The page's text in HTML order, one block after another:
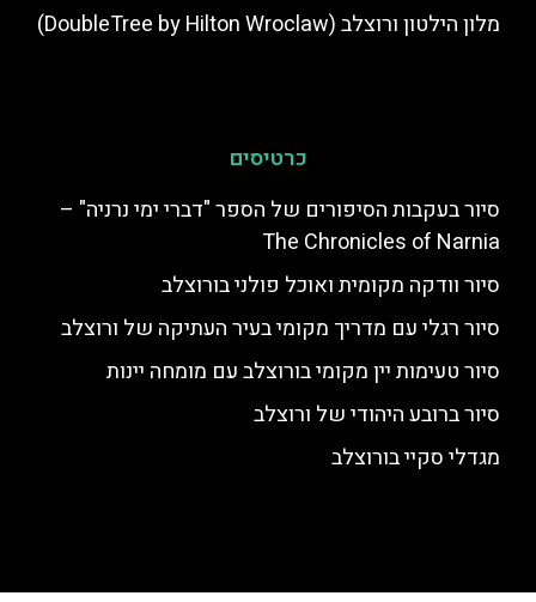
מלון הילטון ורוצלב (DoubleTree by Hilton Wroclaw)
כרטיסים
סיור בעקבות הסיפורים של הספר "דברי ימי נרניה" –
The Chronicles of Narnia
סיור וודקה מקומית ואוכל פולני בורוצלב
סיור רגלי עם מדריך מקומי בעיר העתיקה של ורוצלב
סיור טעימות יין מקומי בורוצלב עם מומחה יינות
סיור ברובע היהודי של ורוצלב
מגדלי סקיי בורוצלב